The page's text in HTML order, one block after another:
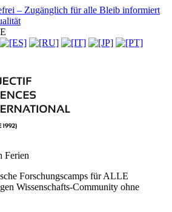
– Zugänglich für alle Bleib informiert
Ferien
Forschungscamps für ALLE
Wissenschafts-Community ohne